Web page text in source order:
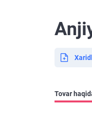
Tovar